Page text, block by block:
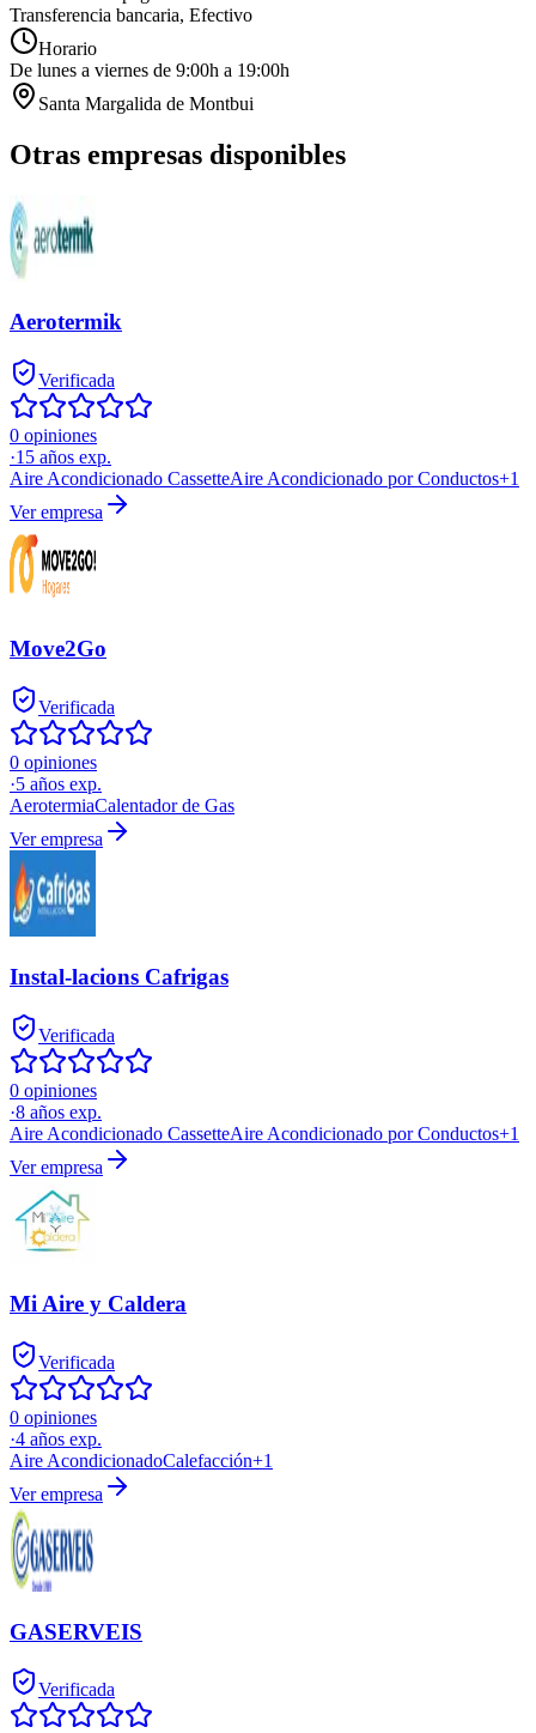
Transferencia bancaria, Efectivo
Horario
De lunes a viernes de 9:00h a 19:00h
Santa Margalida de Montbui
Otras empresas disponibles
Aerotermik
Verificada
0 opiniones
·15 años exp.
Aire Acondicionado CassetteAire Acondicionado por Conductos+1
Ver empresa
Move2Go
Verificada
0 opiniones
·5 años exp.
AerotermiaCalentador de Gas
Ver empresa
Instal-lacions Cafrigas
Verificada
0 opiniones
·8 años exp.
Aire Acondicionado CassetteAire Acondicionado por Conductos+1
Ver empresa
Mi Aire y Caldera
Verificada
0 opiniones
·4 años exp.
Aire AcondicionadoCalefacción+1
Ver empresa
GASERVEIS
Verificada